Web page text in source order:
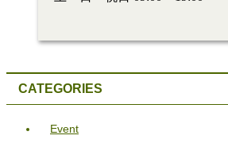
CATEGORIES
Event